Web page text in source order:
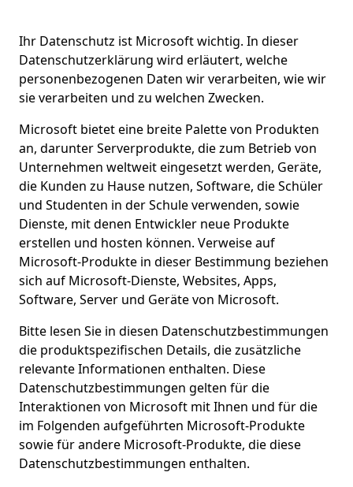
Ihr Datenschutz ist Microsoft wichtig. In dieser
Datenschutzerklärung wird erläutert, welche
personenbezogenen Daten wir verarbeiten, wie wir
sie verarbeiten und zu welchen Zwecken.
Microsoft bietet eine breite Palette von Produkten
an, darunter Serverprodukte, die zum Betrieb von
Unternehmen weltweit eingesetzt werden, Geräte,
die Kunden zu Hause nutzen, Software, die Schüler
und Studenten in der Schule verwenden, sowie
Dienste, mit denen Entwickler neue Produkte
erstellen und hosten können. Verweise auf
Microsoft-Produkte in dieser Bestimmung beziehen
sich auf Microsoft-Dienste, Websites, Apps,
Software, Server und Geräte von Microsoft.
Bitte lesen Sie in diesen Datenschutzbestimmungen
die produktspezifischen Details, die zusätzliche
relevante Informationen enthalten. Diese
Datenschutzbestimmungen gelten für die
Interaktionen von Microsoft mit Ihnen und für die
im Folgenden aufgeführten Microsoft-Produkte
sowie für andere Microsoft-Produkte, die diese
Datenschutzbestimmungen enthalten.